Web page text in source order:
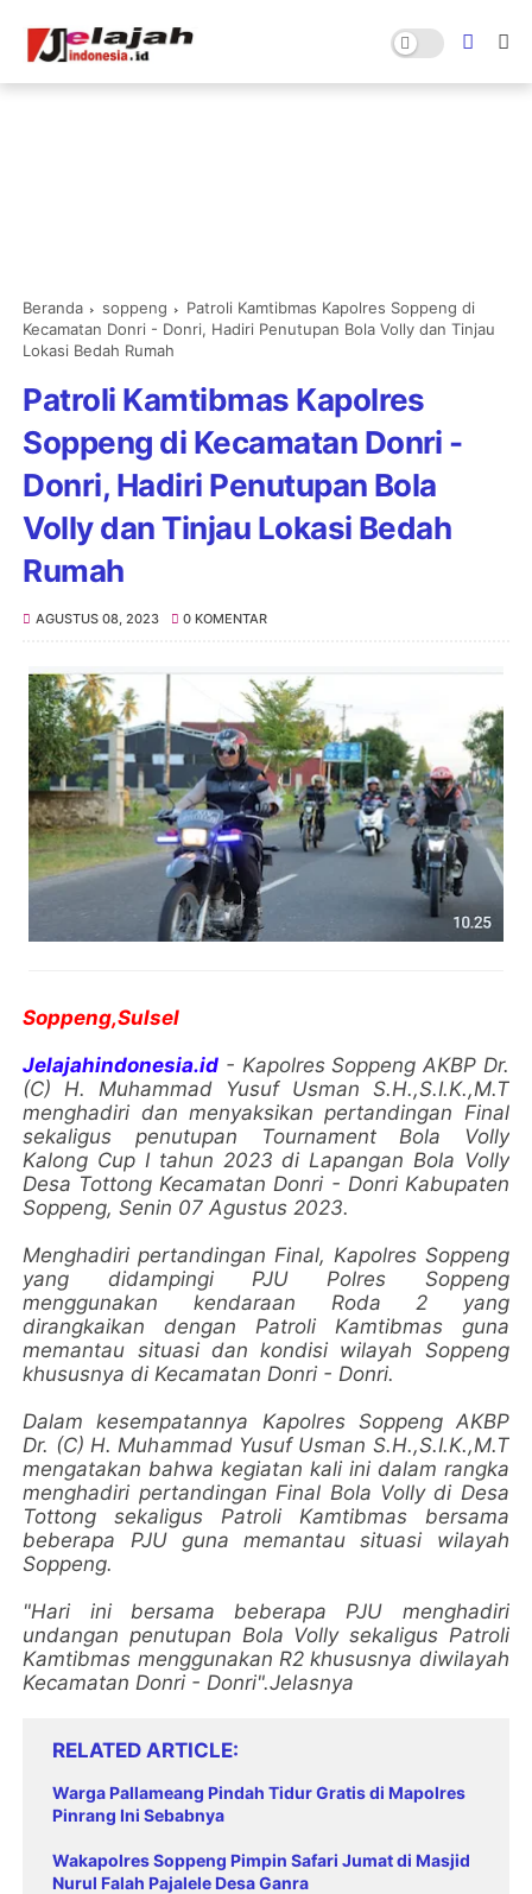
Beranda soppeng
Patroli Kamtibmas Kapolres Soppeng di
Kecamatan Donri - Donri, Hadiri Penutupan Bola Volly dan Tinjau
Lokasi Bedah Rumah
Patroli Kamtibmas Kapolres
Soppeng di Kecamatan Donri -
Donri, Hadiri Penutupan Bola
Volly dan Tinjau Lokasi Bedah
Rumah
AGUSTUS 08, 2023 0 KOMENTAR
Soppeng,Sulsel
Jelajahindonesia.id - Kapolres Soppeng AKBP Dr.
(C) H. Muhammad Yusuf Usman S.H.,S.I.K.,M.T
menghadiri dan menyaksikan pertandingan Final
sekaligus penutupan Tournament Bola Volly
Kalong Cup I tahun 2023 di Lapangan Bola Volly
Desa Tottong Kecamatan Donri - Donri Kabupaten
Soppeng, Senin 07 Agustus 2023.
Menghadiri pertandingan Final, Kapolres Soppeng
yang didampingi PJU Polres Soppeng
menggunakan kendaraan Roda 2 yang
dirangkaikan dengan Patroli Kamtibmas guna
memantau situasi dan kondisi wilayah Soppeng
khususnya di Kecamatan Donri - Donri.
Dalam kesempatannya Kapolres Soppeng AKBP
Dr. (C) H. Muhammad Yusuf Usman S.H.,S.I.K.,M.T
mengatakan bahwa kegiatan kali ini dalam rangka
menghadiri pertandingan Final Bola Volly di Desa
Tottong sekaligus Patroli Kamtibmas bersama
beberapa PJU guna memantau situasi wilayah
Soppeng.
"Hari ini bersama beberapa PJU menghadiri
undangan penutupan Bola Volly sekaligus Patroli
Kamtibmas menggunakan R2 khususnya diwilayah
Kecamatan Donri - Donri".Jelasnya
RELATED ARTICLE
Warga Pallameang Pindah Tidur Gratis di Mapolres
Pinrang Ini Sebabnya
Wakapolres Soppeng Pimpin Safari Jumat di Masjid
Nurul Falah Pajalele Desa Ganra